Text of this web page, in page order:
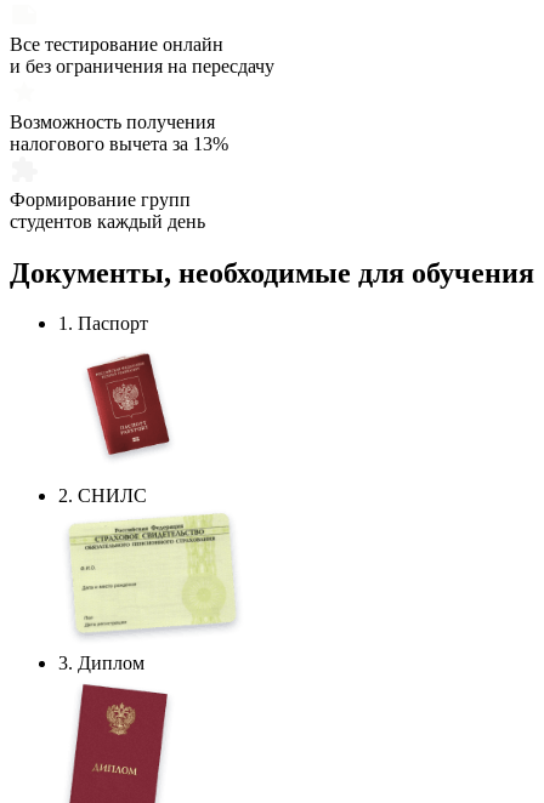
Все тестирование онлайн
и без ограничения на пересдачу
Возможность получения
налогового вычета за 13%
Формирование групп
студентов каждый день
Документы, необходимые для обучения
1. Паспорт
2. СНИЛС
3. Диплом